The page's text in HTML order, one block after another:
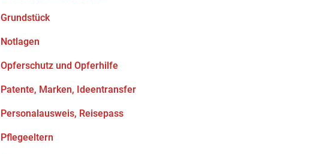
Grundstück
Notlagen
Opferschutz und Opferhilfe
Patente, Marken, Ideentransfer
Personalausweis, Reisepass
Pflegeeltern